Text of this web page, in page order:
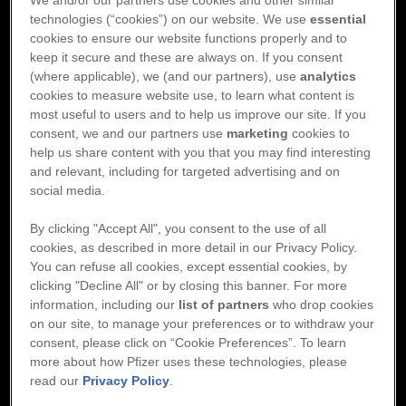
la in
yers Squibbs eller
Så här går du
en
ation:
Reklamation: om du
direkt på
Myers Squibb på
steget är det viktigaste, att upptäcka flimret i hjärtat. I dag lever
uppskattningsvis 526 000 personer i Sverige med förmaksflimmer.
Av dem har runt 399 000 fått sin diagnos medan uppskattningsvis
127 000 fall fortfarande är oupptäckta.
Förmaksflimmer är en sjukdom där nya behandlingar och bättre
vård räddat många och gett många människor ett bättre liv. Men för
att minska antalet stroke krävs det att fler fall av förmaksflimmer
upptäcks i tid.
färre komplikationer och är en kostnadsbesparande insats för
samhället. Med anledning av nya resultat bör beslutsfattare på
nationell nivå ta ställning till att införa ett screeningprogram för
förmaksflimmer i Sverige. Men det finns också mycket regioner kan
göra för att minska mörkertalet. Alla regioner har ett grundläggande
ansvar att ge vården rätt förutsättningar att upptäcka fler fall.
Personer som besöker vården med symtom av
förmaksflimmer bör i alla regioner få tillgång till smidig och
technologies (“cookies”) on our website. We useessential
cookies to ensure our website functions properly and to
keep it secure and these are always on. If you consent
(where applicable), we (and our partners), useanalytics
cookies to measure website use, to learn what content is
most useful to users and to help us improve our site. If you
consent, we and our partners use marketing cookies to
help us share content with you that you may find interesting
and relevant, including for targeted advertising and on
social media.
By clicking "Accept All", you consent to the use of all
cookies, as described in more detail in our Privacy Policy.
You can refuse all cookies, except essential cookies, by
clicking "Decline All" or by closing this banner. For more
information, including our list of partners who drop cookies
on our site, to manage your preferences or to withdraw your
consent, please click on “Cookie Preferences”. To learn
more about how Pfizer uses these technologies, please
read our Privacy Policy.